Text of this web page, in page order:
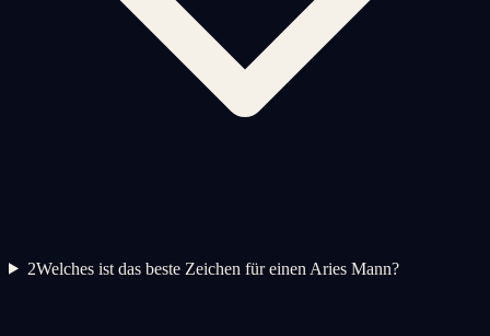
2Welches ist das beste Zeichen für einen Aries Mann?